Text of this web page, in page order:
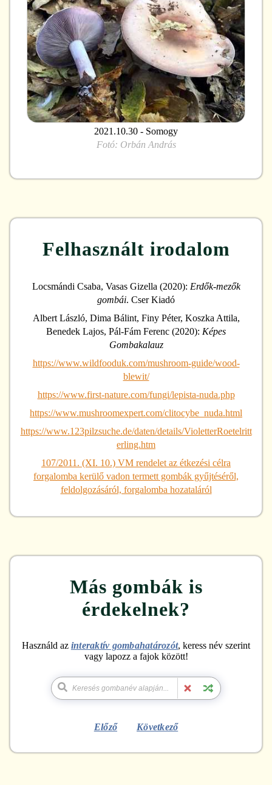
2021.10.30 - Somogy
Fotó: Orbán András
Felhasznált irodalom
Locsmándi Csaba, Vasas Gizella (2020): Erdők-mezők
gombái. Cser Kiadó
Albert László, Dima Bálint, Finy Péter, Koszka Attila,
Benedek Lajos, Pál-Fám Ferenc (2020): Képes
Gombakalauz
https://www.wildfooduk.com/mushroom-guide/wood-
blewit/
https://www.first-nature.com/fungi/lepista-nuda.php
https://www.mushroomexpert.com/clitocybe_nuda.html
https://www.123pilzsuche.de/daten/details/VioletterRoetelritt
erling.htm
107/2011. (XI. 10.) VM rendelet az étkezési célra
forgalomba kerülő vadon termett gombák gyűjtéséről,
feldolgozásáról, forgalomba hozataláról
Más gombák is
érdekelnek?
Használd az interaktív gombahatározót, keress név szerint
vagy lapozz a fajok között!
Előző Következő